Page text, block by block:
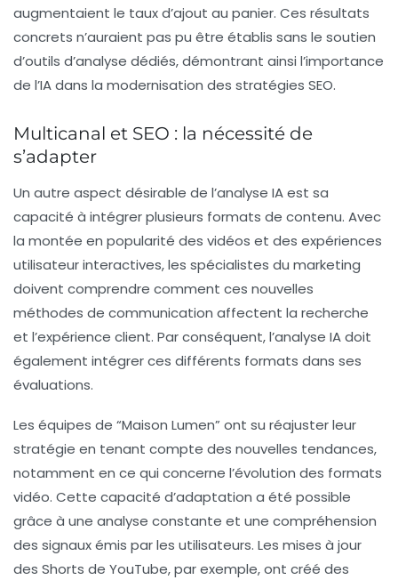
augmentaient le taux d’ajout au panier. Ces résultats
concrets n’auraient pas pu être établis sans le soutien
d’outils d’analyse dédiés, démontrant ainsi l’importance
de l’IA dans la modernisation des stratégies SEO.
Multicanal et SEO : la nécessité de
s’adapter
Un autre aspect désirable de l’analyse IA est sa
capacité à intégrer plusieurs formats de contenu. Avec
la montée en popularité des vidéos et des expériences
utilisateur interactives, les spécialistes du marketing
doivent comprendre comment ces nouvelles
méthodes de communication affectent la recherche
et l’expérience client. Par conséquent, l’analyse IA doit
également intégrer ces différents formats dans ses
évaluations.
Les équipes de “Maison Lumen” ont su réajuster leur
stratégie en tenant compte des nouvelles tendances,
notamment en ce qui concerne l’évolution des formats
vidéo. Cette capacité d’adaptation a été possible
grâce à une analyse constante et une compréhension
des signaux émis par les utilisateurs. Les mises à jour
des Shorts de YouTube, par exemple, ont créé des